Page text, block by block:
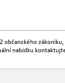
zákoníku,
nabídku